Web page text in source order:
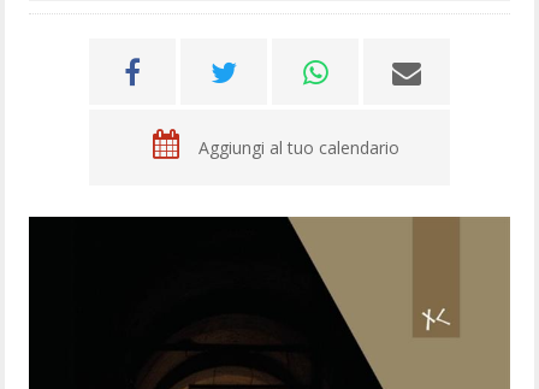
Aggiungi al tuo calendario